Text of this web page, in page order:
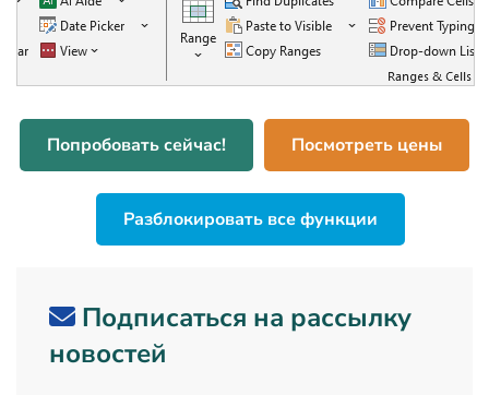
Попробовать сейчас! Посмотреть цены
Разблокировать все функции
Подписаться на рассылку
новостей